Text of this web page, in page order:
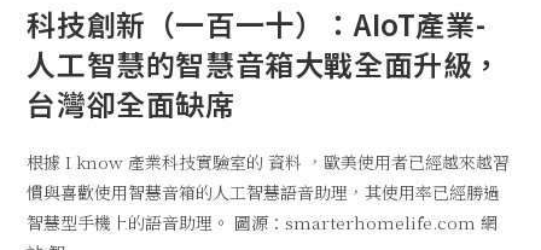
科技創新（一百一十）：AIoT產業-
人工智慧的智慧音箱大戰全面升級，
台灣卻全面缺席
根據 I know 產業科技實驗室的 資料 ，歐美使用者已經越來越習
慣與喜歡使用智慧音箱的人工智慧語音助理，其使用率已經勝過
智慧型手機上的語音助理。 圖源：smarterhomelife.com 網